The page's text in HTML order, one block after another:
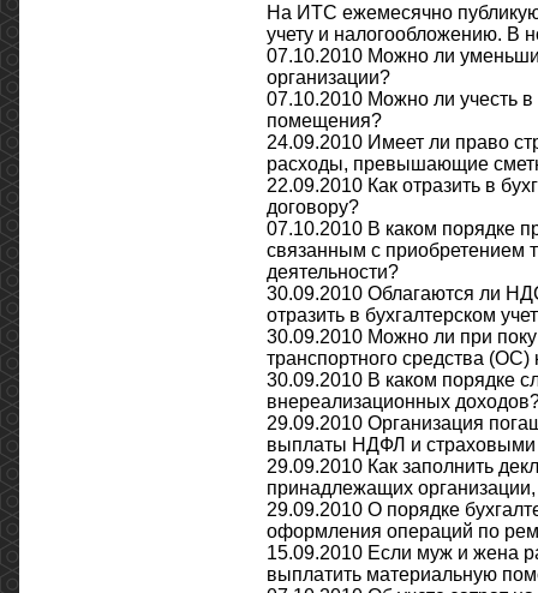
На ИТС ежемесячно
учету и налогообложению. В
07.10.2010 Можно ли
организации?
07.10.2010 Можно ли учесть
помещения?
24.09.2010 Имеет ли право
расходы, превышающие
22.09.2010 Как отразить в
договору?
07.10.2010 В каком порядке
связанным с приобретением
деятельности?
30.09.2010 Облагаются ли
отразить в бухгалтерском
30.09.2010 Можно ли при
транспортного средства (ОС)
30.09.2010 В каком порядке
внереализационных
29.09.2010 Организация
выплаты НДФЛ и страховыми
29.09.2010 Как заполнить
принадлежащих
29.09.2010 О порядке
оформления операций по
15.09.2010 Если муж и жена
выплатить материальную